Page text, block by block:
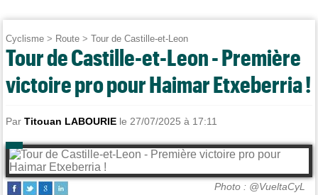
Cyclisme > Route >Tour de Castille-et-Leon
Tour de Castille-et-Leon - Première
victoire pro pour Haimar Etxeberria !
ParTitouan LABOURIE le 27/07/2025 à 17:11
Photo : @VueltaCyL